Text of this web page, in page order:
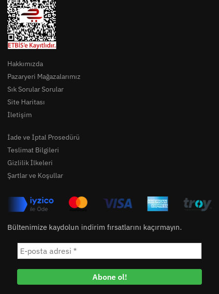
Hakkımızda
Pazaryeri Mağazalarımız
Sık Sorular Sorular
Site Haritası
İletişim
İade ve İptal Prosedürü
Teslimat Bilgileri
Gizlilik İlkeleri
Şartlar ve Koşullar
Bültenimize kaydolun indirim fırsatlarını kaçırmayın.